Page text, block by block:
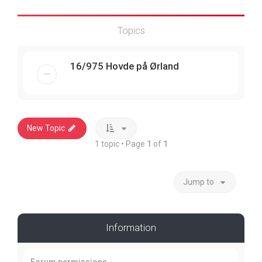
Topics
16/975 Hovde på Ørland
New Topic
1 topic • Page 1 of 1
Jump to
Information